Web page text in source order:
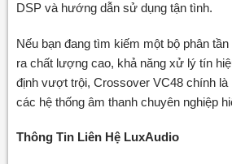
DSP và hướng dẫn sử dụng tận tình.
Nếu bạn đang tìm kiếm một bộ phân
ra chất lượng cao, khả năng xử lý tín
định vượt trội, Crossover VC48 chính
các hệ thống âm thanh chuyên nghiệp
Thông Tin Liên Hệ LuxAudio